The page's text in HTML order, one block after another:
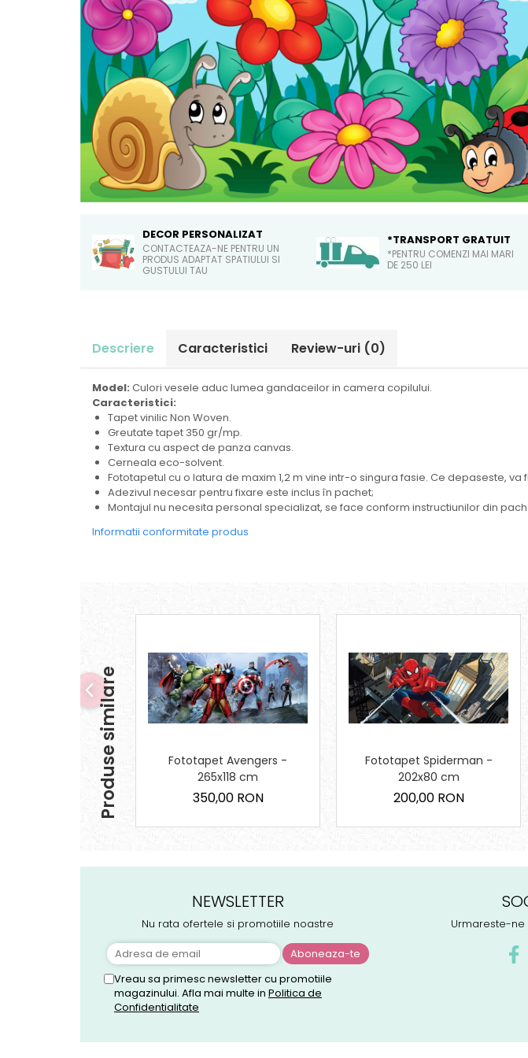
Sticker Harta Lumii
Stickere Cu Model Repetitiv
Stickere Perete Pentru Camera
Stickere Pentru Bucatarie
Stickere pentru Usi
Stickere pentru Scari
Stickere pentru Podea
Stickere Semnalistica
DECOR PERSONALIZAT
CONTACTEAZA-NE PENTRU UN
PRODUS ADAPTAT SPATIULUI SI
GUSTULUI TAU
*TRANSPORT GRATUIT
*PENTRU COMENZI MAI MARI
DE 250 LEI
Descriere Caracteristici Review-uri (0)
Model: Culori vesele aduc lumea gandaceilor in camera copilului.
Caracteristici:
Tapet vinilic Non Woven.
Greutate tapet 350 gr/mp.
Textura cu aspect de panza canvas.
Cerneala eco-solvent.
Fototapetul cu o latura de maxim 1,2 m vine intr-o singura fasie. Ce depaseste,
Adezivul necesar pentru fixare este inclus în pachet;
Montajul nu necesita personal specializat, se face conform instructiunilor din
Informatii conformitate produs
Produse similare
Fototapet Avengers -
265x118 cm
350,00 RON
Fototapet Spiderman -
202x80 cm
200,00 RON
NEWSLETTER
Nu rata ofertele si promotiile noastre
Vreau sa primesc newsletter cu promotiile
magazinului. Afla mai multe in Politica de
Confidentialitate
Urmareste-